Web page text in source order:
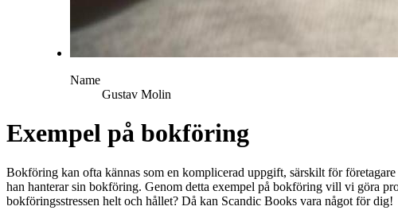
Name
Gustav Molin
Exempel på bokföring
Bokföring kan ofta kännas som en komplicerad uppgift, särskilt för
han hanterar sin bokföring. Genom detta exempel på bokföring vill vi göra
bokföringsstressen helt och hållet? Då kan Scandic Books vara något för dig!